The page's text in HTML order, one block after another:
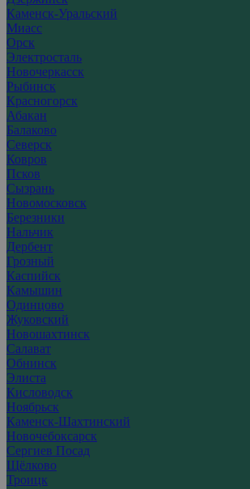
Каменск-Уральский
Миасс
Орск
Электросталь
Новочеркасск
Рыбинск
Красногорск
Абакан
Балаково
Северск
Ковров
Псков
Сызрань
Новомосковск
Березники
Нальчик
Дербент
Грозный
Каспийск
Камышин
Одинцово
Жуковский
Новошахтинск
Салават
Обнинск
Элиста
Кисловодск
Ноябрьск
Каменск-Шахтинский
Новочебоксарск
Сергиев Посад
Щёлково
Троицк